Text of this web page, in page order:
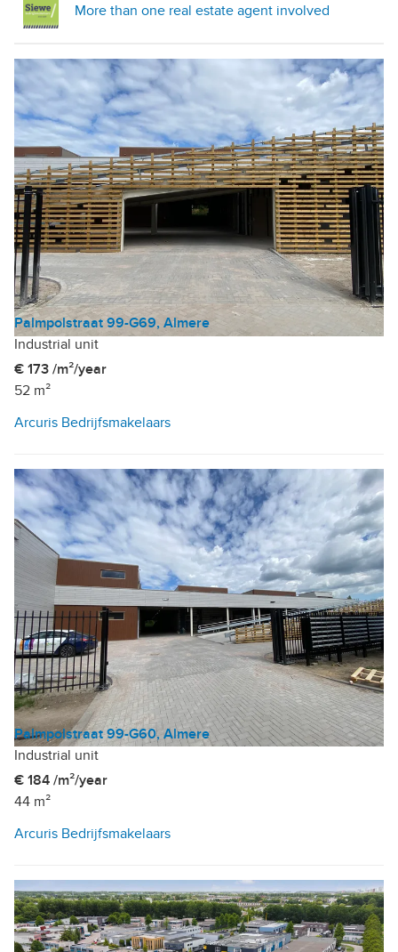
More than one real estate agent involved
Palmpolstraat 99-G69, Almere
Industrial unit
€ 173 /m²/year
52 m²
Arcuris Bedrijfsmakelaars
Palmpolstraat 99-G60, Almere
Industrial unit
€ 184 /m²/year
44 m²
Arcuris Bedrijfsmakelaars